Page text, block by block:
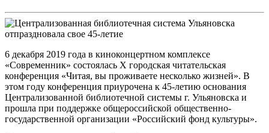
6 декабря 2019 года в киноконцертном комплексе
«Современник» состоялась X городская читательская
конференция «Читая, вы проживаете несколько жизней». В
этом году конференция приурочена к 45-летию основания
Централизованной библиотечной системы г. Ульяновска и
прошла при поддержке общероссийской общественно-
государственной организации «Российский фонд культуры».